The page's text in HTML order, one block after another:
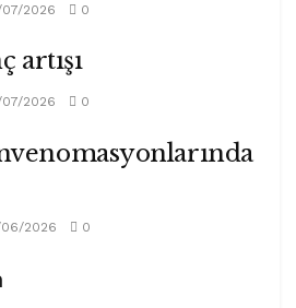
2026 0
artışı
2026 0
2026 0